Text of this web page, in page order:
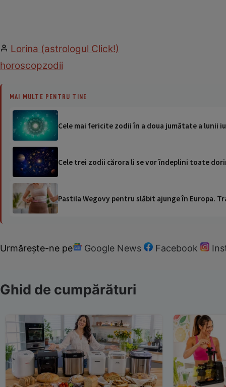
Lorina (astrologul Click!)
horoscopzodii
MAI MULTE PENTRU TINE
Cele mai fericite zodii în a doua jumătate a lunii
Cele trei zodii cărora li se vor îndeplini toate
Pastila Wegovy pentru slăbit ajunge în Europa.
Urmărește-ne pe Google News Facebook
Ghid de cumpărături